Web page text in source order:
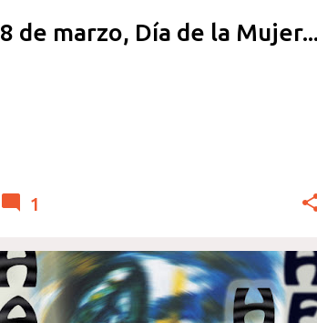
8 de marzo, Día de la
1
SENSIBILIZARTE